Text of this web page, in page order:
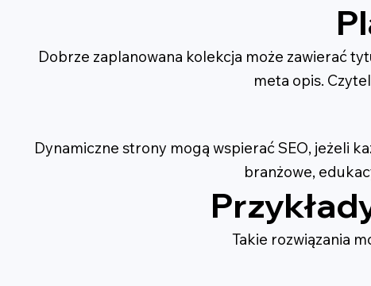
Dobrze zaplanowana kolekcja może zawierać
meta opis.
Dynamiczne strony mogą wspierać SEO, jeżeli
branżowe,
Takie rozwiązania